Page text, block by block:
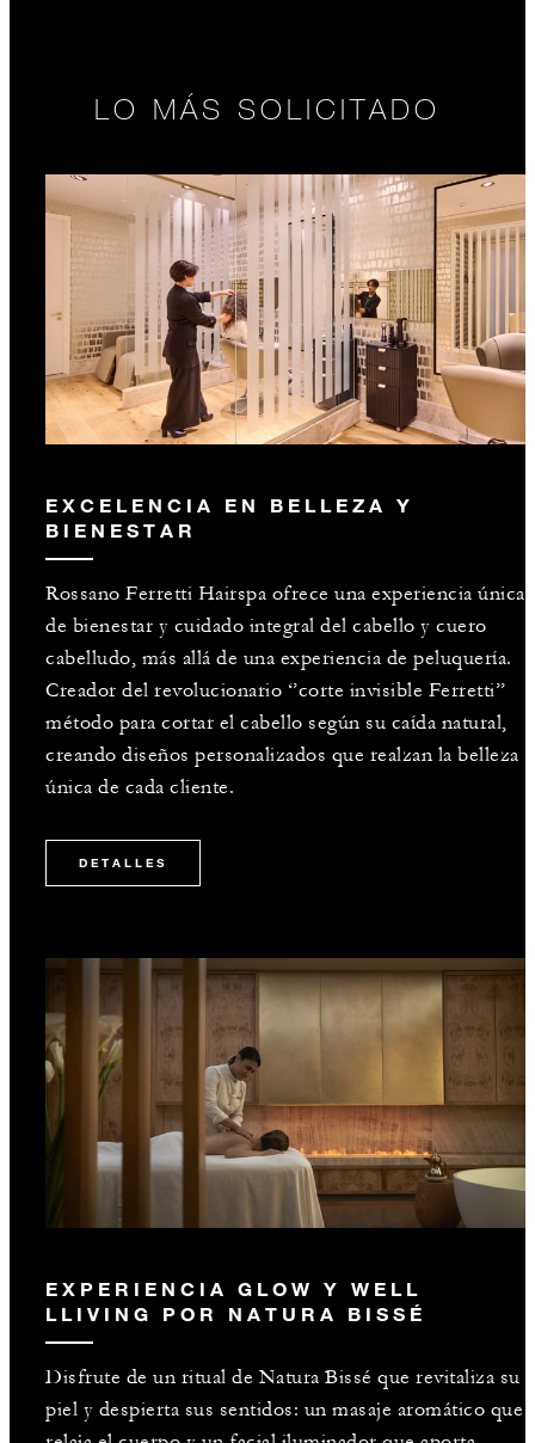
LO MÁS SOLICITADO
EXCELENCIA EN BELLEZA Y
BIENESTAR
Rossano Ferretti Hairspa ofrece una experiencia única
de bienestar y cuidado integral del cabello y cuero
cabelludo, más allá de una experiencia de peluquería.
Creador del revolucionario ‘’corte invisible Ferretti’’
método para cortar el cabello según su caída natural,
creando diseños personalizados que realzan la belleza
única de cada cliente.
DETALLES
EXPERIENCIA GLOW Y WELL
LLIVING POR NATURA BISSÉ
Disfrute de un ritual de Natura Bissé que revitaliza su
piel y despierta sus sentidos: un masaje aromático que